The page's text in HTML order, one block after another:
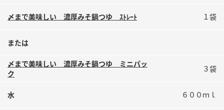
ロングセラー商品 ＋ おすすめレシピ
人気商品 ＋ おすすめレシピ
ミツカン公式通販
〆まで美味しい 濃厚みそ鍋つゆ ｽﾄﾚｰﾄ １袋
または
〆まで美味しい 濃厚みそ鍋つゆ ミニパッ
ク
３袋
水 ６００ｍｌ